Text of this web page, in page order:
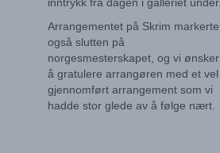
Arrangementet på Skrim markerte
også slutten på
norgesmesterskapet, og vi ønsker
å gratulere arrangøren med et vel
gjennomført arrangement som vi
hadde stor glede av å følge nært.